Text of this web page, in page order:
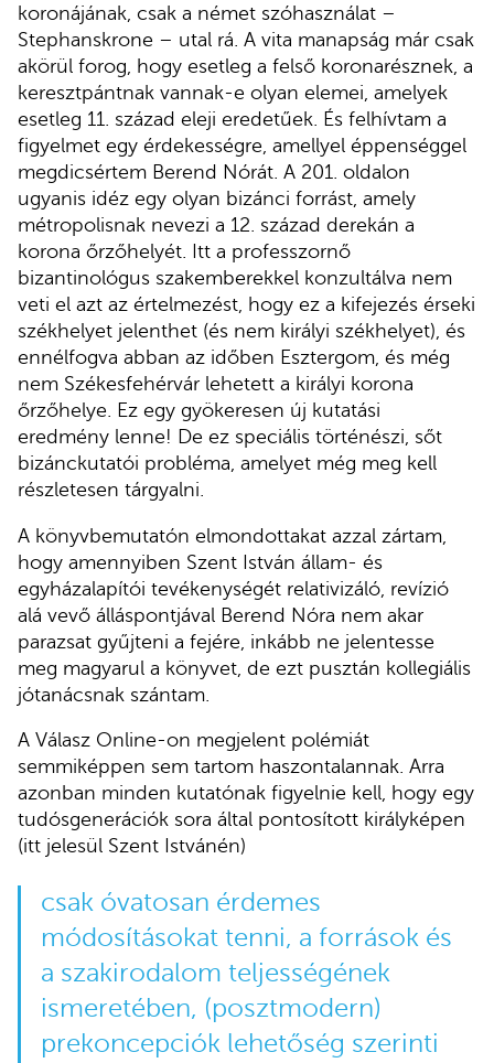
koronájának, csak a német szóhasználat –
Stephanskrone – utal rá. A vita manapság már csak
akörül forog, hogy esetleg a felső koronarésznek, a
keresztpántnak vannak-e olyan elemei, amelyek
esetleg 11. század eleji eredetűek. És felhívtam a
figyelmet egy érdekességre, amellyel éppenséggel
megdicsértem Berend Nórát. A 201. oldalon
ugyanis idéz egy olyan bizánci forrást, amely
métropolisnak nevezi a 12. század derekán a
korona őrzőhelyét. Itt a professzornő
bizantinológus szakemberekkel konzultálva nem
veti el azt az értelmezést, hogy ez a kifejezés érseki
székhelyet jelenthet (és nem királyi székhelyet), és
ennélfogva abban az időben Esztergom, és még
nem Székesfehérvár lehetett a királyi korona
őrzőhelye. Ez egy gyökeresen új kutatási
eredmény lenne! De ez speciális történészi, sőt
bizánckutatói probléma, amelyet még meg kell
részletesen tárgyalni.
A könyvbemutatón elmondottakat azzal zártam,
hogy amennyiben Szent István állam- és
egyházalapítói tevékenységét relativizáló, revízió
alá vevő álláspontjával Berend Nóra nem akar
parazsat gyűjteni a fejére, inkább ne jelentesse
meg magyarul a könyvet, de ezt pusztán kollegiális
jótanácsnak szántam.
A Válasz Online-on megjelent polémiát
semmiképpen sem tartom haszontalannak. Arra
azonban minden kutatónak figyelnie kell, hogy egy
tudósgenerációk sora által pontosított királyképen
(itt jelesül Szent Istvánén)
csak óvatosan érdemes
módosításokat tenni, a források és
a szakirodalom teljességének
ismeretében, (posztmodern)
prekoncepciók lehetőség szerinti